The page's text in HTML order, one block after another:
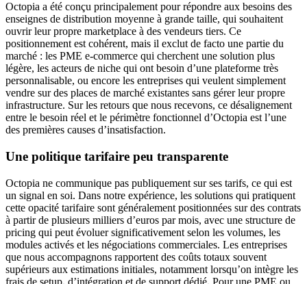
Octopia a été conçu principalement pour répondre aux besoins des
enseignes de distribution moyenne à grande taille, qui souhaitent
ouvrir leur propre marketplace à des vendeurs tiers. Ce
positionnement est cohérent, mais il exclut de facto une partie du
marché : les PME e-commerce qui cherchent une solution plus
légère, les acteurs de niche qui ont besoin d’une plateforme très
personnalisable, ou encore les entreprises qui veulent simplement
vendre sur des places de marché existantes sans gérer leur propre
infrastructure. Sur les retours que nous recevons, ce désalignement
entre le besoin réel et le périmètre fonctionnel d’Octopia est l’une
des premières causes d’insatisfaction.
Une politique tarifaire peu transparente
Octopia ne communique pas publiquement sur ses tarifs, ce qui est
un signal en soi. Dans notre expérience, les solutions qui pratiquent
cette opacité tarifaire sont généralement positionnées sur des contrats
à partir de plusieurs milliers d’euros par mois, avec une structure de
pricing qui peut évoluer significativement selon les volumes, les
modules activés et les négociations commerciales. Les entreprises
que nous accompagnons rapportent des coûts totaux souvent
supérieurs aux estimations initiales, notamment lorsqu’on intègre les
frais de setup, d’intégration et de support dédié. Pour une PME ou